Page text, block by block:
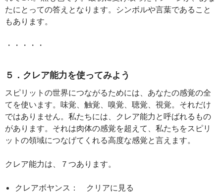
たにとっての答えとなります。シンボルや言葉であること
もあります。
・・・・・
５．クレア能力を使ってみよう
スピリットの世界につながるためには、あなたの感覚の全
てを使います。味覚、触覚、嗅覚、聴覚、視覚。それだけ
ではありません。私たちには、クレア能力と呼ばれるもの
があります。それは肉体の感覚を超えて、私たちをスピリ
ットの領域につなげてくれる高度な感覚と言えます。
クレア能力は、７つあります。
クレアボヤンス： クリアに見る